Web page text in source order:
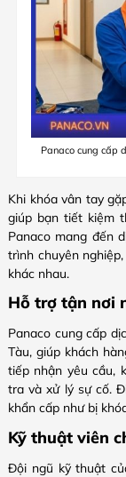
Panaco cung cấp
Khi khóa vân tay
giúp bạn tiết kiệm
Panaco mang đến
trình chuyên
khác nhau.
Hỗ trợ tận nơi
Panaco cung cấp
Tàu, giúp khách
tiếp nhận yêu cầu,
tra và xử lý sự cố.
khẩn cấp như bị
Kỹ thuật viên
Đội ngũ kỹ thuật